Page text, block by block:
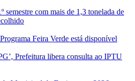
semestre com mais de 1,3 tonelada de
Feira Verde está disponível
Prefeitura libera consulta ao IPTU